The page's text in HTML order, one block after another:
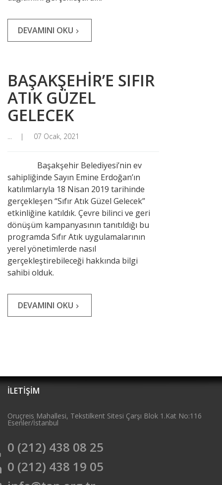
DEVAMINI OKU navigate_next
BAŞAKŞEHİR’E SIFIR
ATIK GÜZEL
GELECEK
... 07 Ocak, 2021
Başakşehir Belediyesi’nin ev
sahipliğinde Sayın Emine Erdoğan’ın
katılımlarıyla 18 Nisan 2019 tarihinde
gerçekleşen “Sıfır Atık Güzel Gelecek”
etkinliğine katıldık. Çevre bilinci ve geri
dönüşüm kampanyasının tanıtıldığı bu
programda Sıfır Atık uygulamalarının
yerel yönetimlerde nasıl
gerçekleştirebileceği hakkında bilgi
sahibi olduk.
DEVAMINI OKU navigate_next
İLETİŞİM
Oruçreis Mahallesi, Tekstilkent Sitesi Çarşı Blok 1.Kat No:116
Esenler/İstanbul
0 (212) 438 08 25
0 (212) 438 19 05